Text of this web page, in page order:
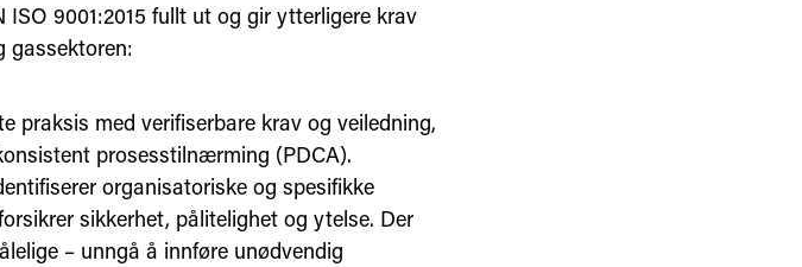
9001:2015 fullt ut og gir ytterligere krav
gassektoren:
praksis med verifiserbare krav og veiledning,
prosesstilnærming (PDCA).
organisatoriske og spesifikke
sikkerhet, pålitelighet og ytelse. Der
– unngå å innføre unødvendig